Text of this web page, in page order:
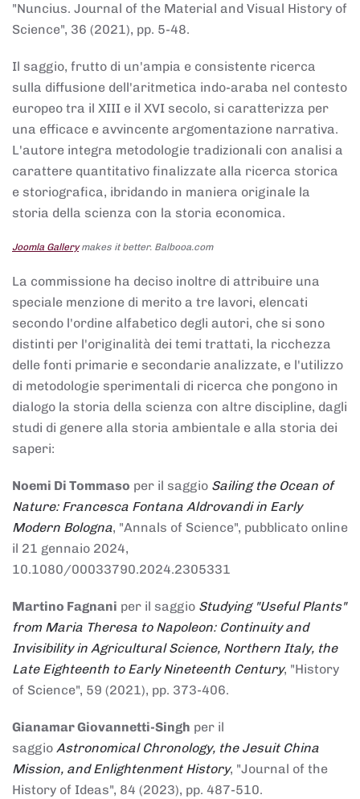
"Nuncius. Journal of the Material and Visual History of
Science", 36 (2021), pp. 5-48.
Il saggio, frutto di un'ampia e consistente ricerca
sulla diffusione dell'aritmetica indo-araba nel contesto
europeo tra il XIII e il XVI secolo, si caratterizza per
una efficace e avvincente argomentazione narrativa.
L'autore integra metodologie tradizionali con analisi a
carattere quantitativo finalizzate alla ricerca storica
e storiografica, ibridando in maniera originale la
storia della scienza con la storia economica.
Joomla Gallerymakes it better. Balbooa.com
La commissione ha deciso inoltre di attribuire una
speciale menzione di merito a tre lavori, elencati
secondo l'ordine alfabetico degli autori, che si sono
distinti per l'originalità dei temi trattati, la ricchezza
delle fonti primarie e secondarie analizzate, e l'utilizzo
di metodologie sperimentali di ricerca che pongono in
dialogo la storia della scienza con altre discipline, dagli
studi di genere alla storia ambientale e alla storia dei
saperi:
Noemi Di Tommaso per il saggio Sailing the Ocean of
Nature: Francesca Fontana Aldrovandi in Early
Modern Bologna, "Annals of Science", pubblicato online
il 21 gennaio 2024,
10.1080/00033790.2024.2305331
Martino Fagnani per il saggio Studying "Useful Plants"
from Maria Theresa to Napoleon: Continuity and
Invisibility in Agricultural Science, Northern Italy, the
Late Eighteenth to Early Nineteenth Century, "History
of Science", 59 (2021), pp. 373-406.
Gianamar Giovannetti-Singh per il
saggio Astronomical Chronology, the Jesuit China
Mission, and Enlightenment History, "Journal of the
History of Ideas", 84 (2023), pp. 487-510.